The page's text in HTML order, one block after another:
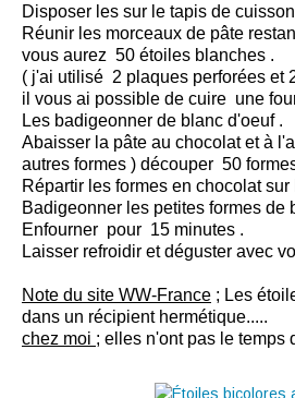
Disposer les sur le tapis de
Réunir les morceaux de pâte
vous aurez 50 étoiles blanches .
( j'ai utilisé 2 plaques perforées et
il vous ai possible de cuire une
Les badigeonner de blanc d'oeuf.
Abaisser la pâte au chocolat et à
autres formes ) découper 50
Répartir les formes en chocolat
Badigeonner les petites formes de
Enfourner pour 15 minutes .
Laisser refroidir et déguster avec
Note du site WW-France ; Les
dans un récipient hermétique.....
chez moi ; elles n'ont pas le temps